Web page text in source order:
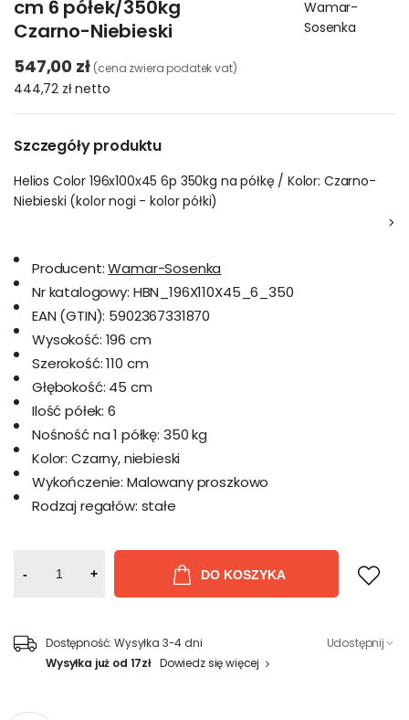
cm 6 półek/350kg
Czarno-Niebieski
Wamar-
Sosenka
547,00 zł (cena zwiera podatek vat)
444,72 złnetto
Szczegóły produktu
Helios Color 196x100x45 6p 350kg na półkę / Kolor: Czarno-
Niebieski (kolor nogi - kolor półki)
>
Producent: Wamar-Sosenka
Nr katalogowy: HBN_196X110X45_6_350
EAN (GTIN): 5902367331870
Wysokość: 196 cm
Szerokość: 110 cm
Głębokość: 45 cm
Ilość półek: 6
Nośność na 1 półkę: 350 kg
Kolor: Czarny, niebieski
Wykończenie: Malowany proszkowo
Rodzaj regałów: stałe
- + DO KOSZYKA
Dostępność: Wysyłka 3-4 dni
Wysyłka już od 17zł Dowiedz się więcej
Udostępnij